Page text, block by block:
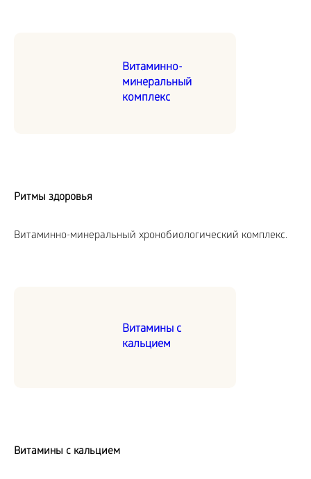
Витаминно-
минеральный
комплекс
Ритмы здоровья
Витаминно-минеральный хронобиологический комплекс.
Витамины с
кальцием
Витамины с кальцием